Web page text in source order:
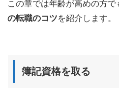
この章では年齢が高めの方
の転職のコツを紹介します。
簿記資格を取る